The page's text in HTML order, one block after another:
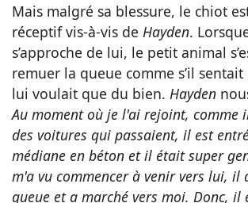
Mais malgré sa blessure, le chiot
réceptif vis-à-vis de Hayden.
s’approche de lui, le petit animal
remuer la queue comme s’il sentait
lui voulait que du bien. Hayden
Au moment où je l'ai rejoint, comme
des voitures qui passaient, il est
médiane en béton et il était super
m'a vu commencer à venir vers lui, il
queue et a marché vers moi. Donc, il